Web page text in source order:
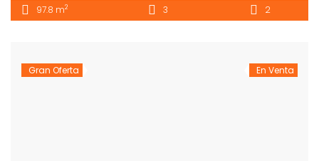
97.8 m2 3 2
Gran Oferta En Venta